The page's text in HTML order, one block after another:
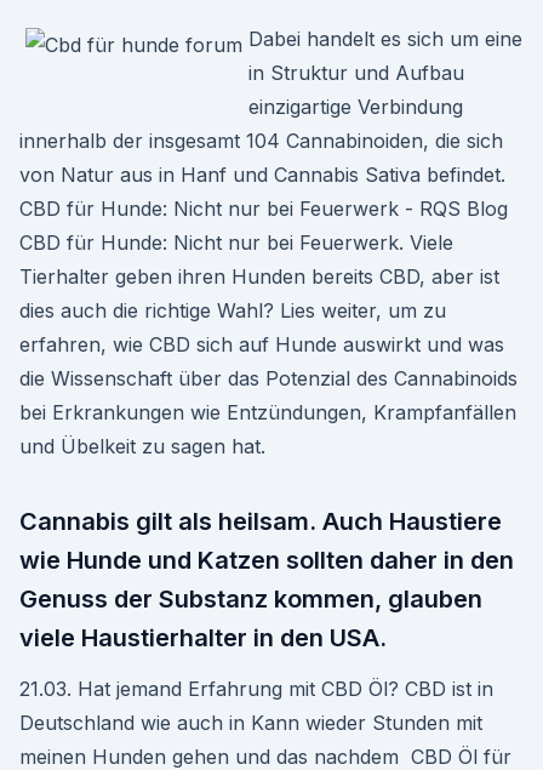
Dabei handelt es sich um eine
in Struktur und Aufbau
einzigartige Verbindung
innerhalb der insgesamt 104 Cannabinoiden, die sich
von Natur aus in Hanf und Cannabis Sativa befindet.
CBD für Hunde: Nicht nur bei Feuerwerk - RQS Blog
CBD für Hunde: Nicht nur bei Feuerwerk. Viele
Tierhalter geben ihren Hunden bereits CBD, aber ist
dies auch die richtige Wahl? Lies weiter, um zu
erfahren, wie CBD sich auf Hunde auswirkt und was
die Wissenschaft über das Potenzial des Cannabinoids
bei Erkrankungen wie Entzündungen, Krampfanfällen
und Übelkeit zu sagen hat.
Cannabis gilt als heilsam. Auch Haustiere
wie Hunde und Katzen sollten daher in den
Genuss der Substanz kommen, glauben
viele Haustierhalter in den USA.
21.03. Hat jemand Erfahrung mit CBD Öl? CBD ist in
Deutschland wie auch in Kann wieder Stunden mit
meinen Hunden gehen und das nachdem CBD Öl für